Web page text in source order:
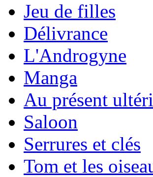
Jeu de filles
Délivrance
L'Androgyne
Manga
Au présent
Saloon
Serrures et clés
Tom et les